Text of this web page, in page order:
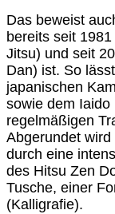
Das beweist
bereits seit
Jitsu) und seit
Dan) ist. So
japanischen
sowie dem Iaido
regelmäßigen
Abgerundet
durch eine
des Hitsu Zen
Tusche, einer
(Kalligrafie).